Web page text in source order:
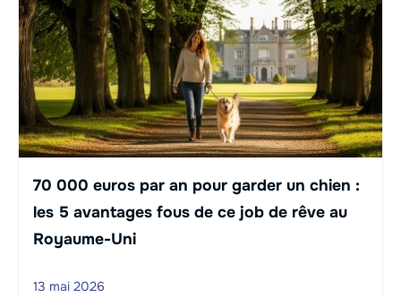
70 000 euros par an pour garder un chien :
les 5 avantages fous de ce job de rêve au
Royaume-Uni
13 mai 2026